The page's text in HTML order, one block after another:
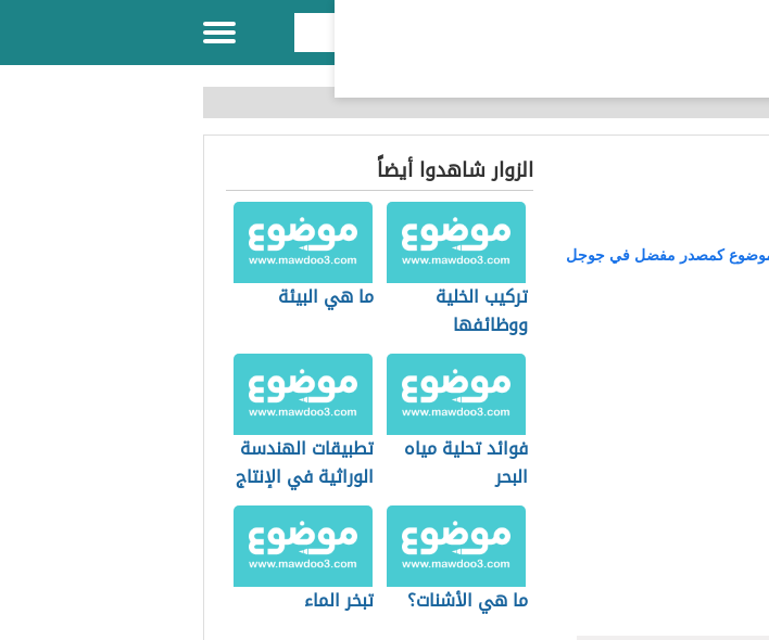
كمصدر مفضل في جوجل
الزوار شاهدوا أيضاً
تركيب الخلية
ووظائفها
ما هي البيئة
فوائد تحلية مياه
البحر
تطبيقات الهندسة
الوراثية في الإنتاج
الحيواني
ما هي الأشنات؟ تبخر الماء